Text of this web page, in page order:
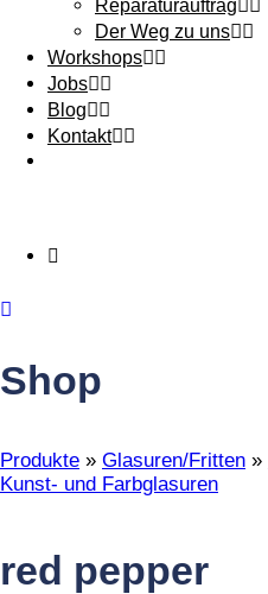
Reparaturauftrag
Der Weg zu uns
Workshops
Jobs
Blog
Kontakt
Shop
Produkte » Glasuren/Fritten »
Kunst- und Farbglasuren
red pepper